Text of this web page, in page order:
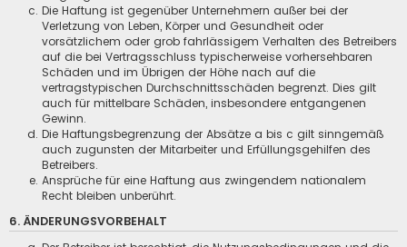
Die Haftung ist gegenüber Unternehmern außer bei der
Verletzung von Leben, Körper und Gesundheit oder
vorsätzlichem oder grob fahrlässigem Verhalten des Betreibers
auf die bei Vertragsschluss typischerweise vorhersehbaren
Schäden und im Übrigen der Höhe nach auf die
vertragstypischen Durchschnittsschäden begrenzt. Dies gilt
auch für mittelbare Schäden, insbesondere entgangenen
Gewinn.
Die Haftungsbegrenzung der Absätze a bis c gilt sinngemäß
auch zugunsten der Mitarbeiter und Erfüllungsgehilfen des
Betreibers.
Ansprüche für eine Haftung aus zwingendem nationalem
Recht bleiben unberührt.
6. ÄNDERUNGSVORBEHALT